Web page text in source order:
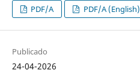
PDF/A PDF/A (English)
Publicado
24-04-2026